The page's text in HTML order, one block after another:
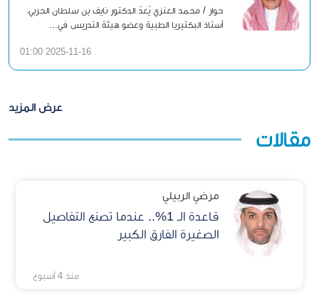
مضادات الحياة
حوار / محمد العنزي يُعدّ الدكتور نايف بن سلطان الحربي،
أستاذ البكتيريا الطبية وعضو هيئة التدريس في...
2025-11-16 01:00
عرض المزيد
مقالات
مرضي الربيلي
قاعدة الـ 1%.. عندما تصنع التفاصيل
الصغيرة الفارق الكبير
منذ 4 أسبوع